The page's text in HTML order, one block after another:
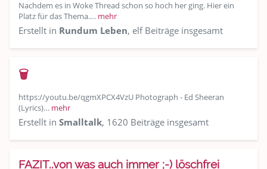
Nachdem es in Woke Thread schon so hoch her ging. Hier ein
Platz für das Thema.… mehr
Erstellt in Rundum Leben, elf Beiträge insgesamt
🗑
https://youtu.be/qgmXPCX4VzU Photograph - Ed Sheeran
(Lyrics)… mehr
Erstellt in Smalltalk, 1620 Beiträge insgesamt
FAZIT..von was auch immer ;-) löschfrei